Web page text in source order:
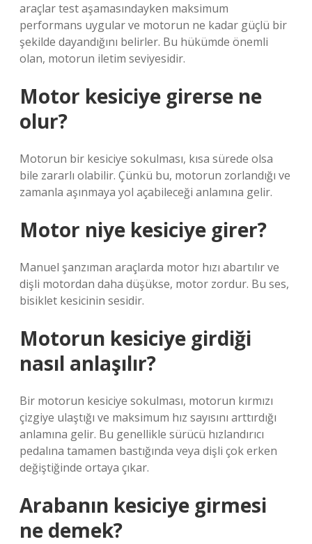
araçlar test aşamasındayken maksimum
performans uygular ve motorun ne kadar güçlü bir
şekilde dayandığını belirler. Bu hükümde önemli
olan, motorun iletim seviyesidir.
Motor kesiciye girerse ne
olur?
Motorun bir kesiciye sokulması, kısa sürede olsa
bile zararlı olabilir. Çünkü bu, motorun zorlandığı ve
zamanla aşınmaya yol açabileceği anlamına gelir.
Motor niye kesiciye girer?
Manuel şanzıman araçlarda motor hızı abartılır ve
dişli motordan daha düşükse, motor zordur. Bu ses,
bisiklet kesicinin sesidir.
Motorun kesiciye girdiği
nasıl anlaşılır?
Bir motorun kesiciye sokulması, motorun kırmızı
çizgiye ulaştığı ve maksimum hız sayısını arttırdığı
anlamına gelir. Bu genellikle sürücü hızlandırıcı
pedalına tamamen bastığında veya dişli çok erken
değiştiğinde ortaya çıkar.
Arabanın kesiciye girmesi
ne demek?